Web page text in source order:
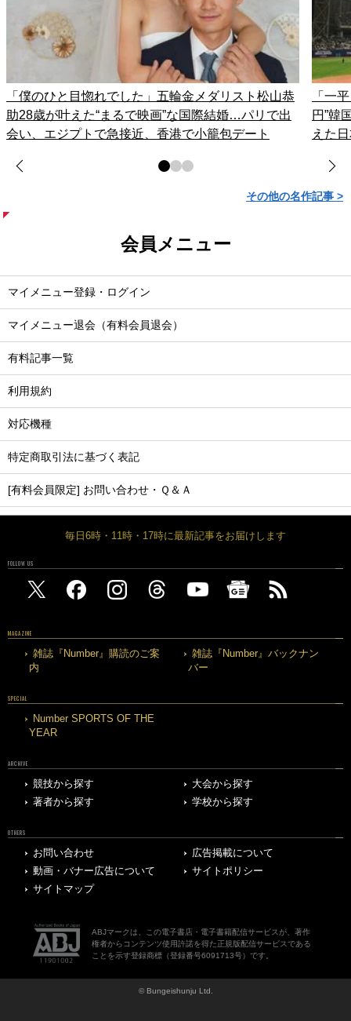
「僕のひと目惚れでした」五輪金メダリスト松山恭
助28歳が叶えた“まるで映画”な国際結婚…パリで出
会い、エジプトで急接近、香港で小籠包デート
「一
円”韓
えた
その他の名作記事 >
会員メニュー
マイメニュー登録・ログイン
マイメニュー退会（有料会員退会）
有料記事一覧
利用規約
対応機種
特定商取引法に基づく表記
[有料会員限定] お問い合わせ・Ｑ＆Ａ
毎日6時・11時・17時に最新記事をお届けします
FOLLOW US
MAGAZINE
雑誌『Number』購読のご案
内
雑誌『Number』バックナン
バー
SPECIAL
Number SPORTS OF THE
YEAR
ARCHIVE
競技から探す
大会から探す
著者から探す
学校から探す
OTHERS
お問い合わせ
広告掲載について
動画・バナー広告について
サイトポリシー
サイトマップ
ABJマークは、この電子書店・電子書籍配信サービスが、著作
権者からコンテンツ使用許諾を得た正規版配信サービスである
ことを示す登録商標（登録番号6091713号）です。
© Bungeishunju Ltd.